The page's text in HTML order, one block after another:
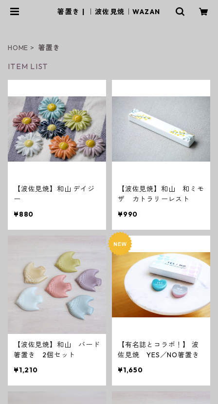
箸置き | ｜波佐見焼｜WAZAN
HOME 箸置き
ITEM LIST
【波佐見焼】和山 デイジ
ー
¥880
【波佐見焼】和山 和ミモ
ザ カトラリーレスト
¥990
【波佐見焼】和山 バード
箸置き 2個セット
¥1,210
【有名誌とコラボ！】 波
佐見焼 YES／NO箸置き
¥1,650